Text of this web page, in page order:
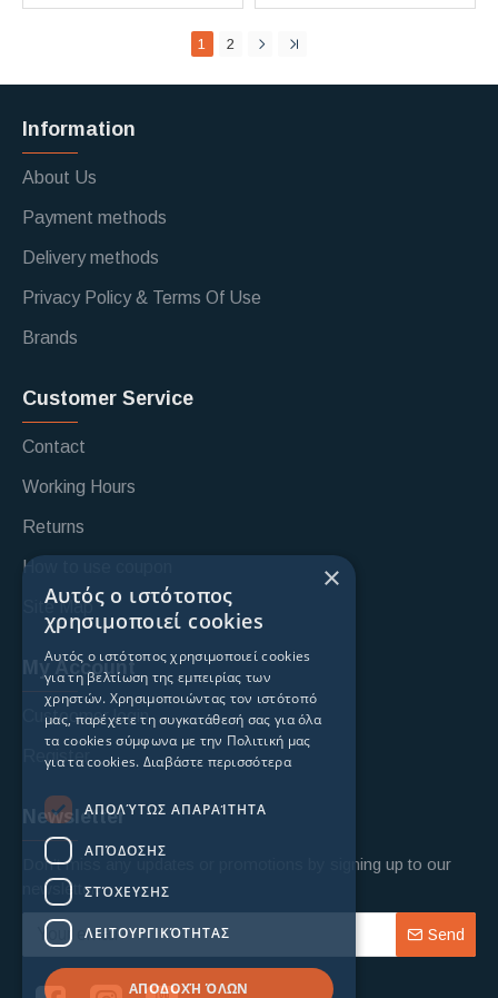
1 2
Information
About Us
Payment methods
Delivery methods
Privacy Policy & Terms Of Use
Brands
Customer Service
Contact
Working Hours
Returns
How to use coupon
Site Map
My Account
Custoomer login
Register
Newsletter
Don't miss any updates or promotions by signing up to our
newsletter.
Send
×
Αυτός ο ιστότοπος
χρησιμοποιεί cookies
Αυτός ο ιστότοπος χρησιμοποιεί cookies
για τη βελτίωση της εμπειρίας των
χρηστών. Χρησιμοποιώντας τον ιστότοπό
μας, παρέχετε τη συγκατάθεσή σας για όλα
τα cookies σύμφωνα με την Πολιτική μας
για τα cookies. Διαβάστε περισσότερα
ΑΠΟΛΎΤΩΣ ΑΠΑΡΑΊΤΗΤΑ
ΑΠΌΔΟΣΗΣ
ΣΤΌΧΕΥΣΗΣ
ΛΕΙΤΟΥΡΓΙΚΌΤΗΤΑΣ
ΑΠΟΔΟΧΉ ΌΛΩΝ